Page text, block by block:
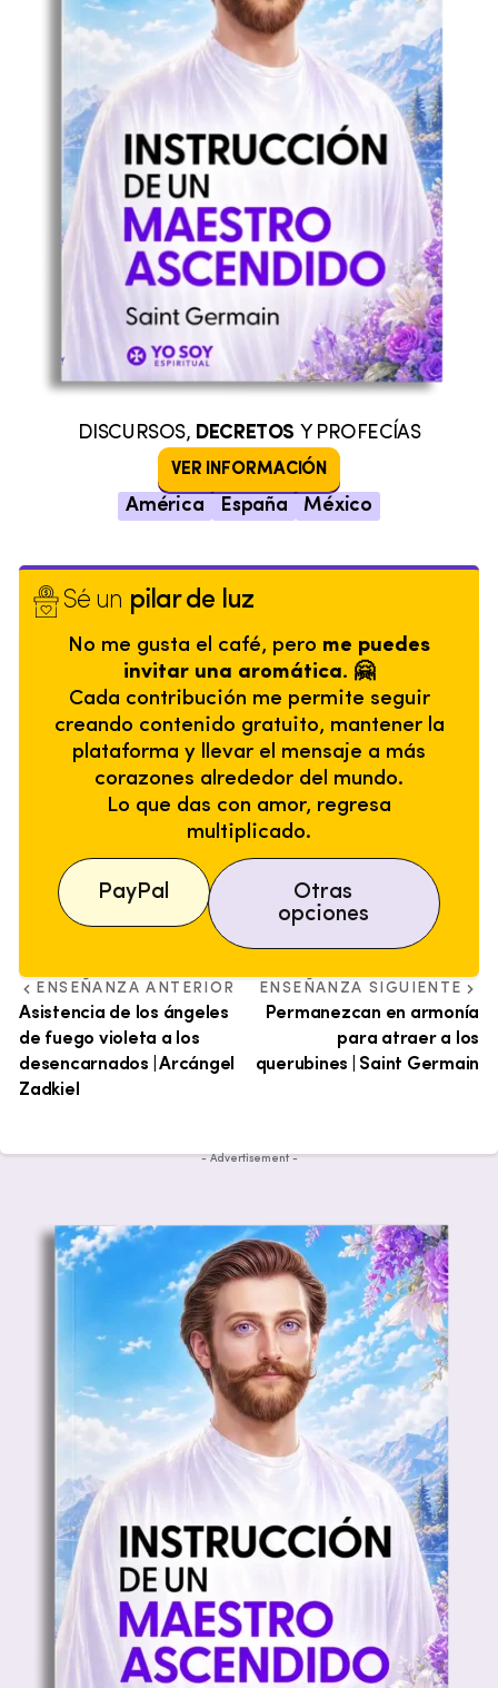
DISCURSOS, DECRETOS Y PROFECÍAS
VER INFORMACIÓN
América España México
Sé un pilar de luz
No me gusta el café, pero me puedes
invitar una aromática. 🤗
Cada contribución me permite seguir
creando contenido gratuito, mantener la
plataforma y llevar el mensaje a más
corazones alrededor del mundo.
Lo que das con amor, regresa
multiplicado.
PayPal
Otras
opciones
ENSEÑANZA ANTERIOR
Asistencia de los ángeles
de fuego violeta a los
desencarnados | Arcángel
Zadkiel
ENSEÑANZA SIGUIENTE
Permanezcan en armonía
para atraer a los
querubines | Saint Germain
- Advertisement -